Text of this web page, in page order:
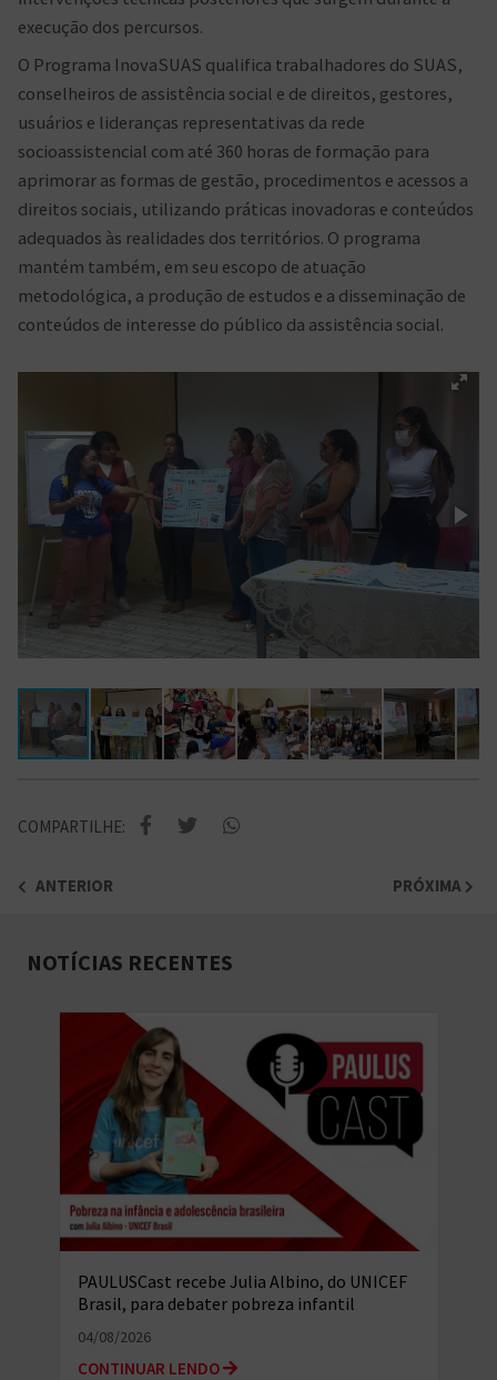
execução dos percursos.
O Programa InovaSUAS qualifica trabalhadores do SUAS,
conselheiros de assistência social e de direitos, gestores,
usuários e lideranças representativas da rede
socioassistencial com até 360 horas de formação para
aprimorar as formas de gestão, procedimentos e acessos a
direitos sociais, utilizando práticas inovadoras e conteúdos
adequados às realidades dos territórios. O programa
mantém também, em seu escopo de atuação
metodológica, a produção de estudos e a disseminação de
conteúdos de interesse do público da assistência social.
COMPARTILHE:
ANTERIOR PRÓXIMA
NOTÍCIAS RECENTES
PAULUSCast recebe Julia Albino, do UNICEF
Brasil, para debater pobreza infantil
04/08/2026
CONTINUAR LENDO